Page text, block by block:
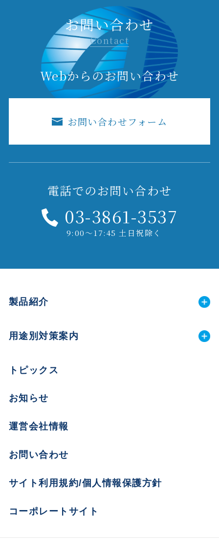
お問い合わせ
Contact
Webからのお問い合わせ
お問い合わせフォーム
電話でのお問い合わせ
03-3861-3537
9:00～17:45 土日祝除く
製品紹介
用途別対策案内
トピックス
お知らせ
運営会社情報
お問い合わせ
サイト利用規約/個人情報保護方針
コーポレートサイト